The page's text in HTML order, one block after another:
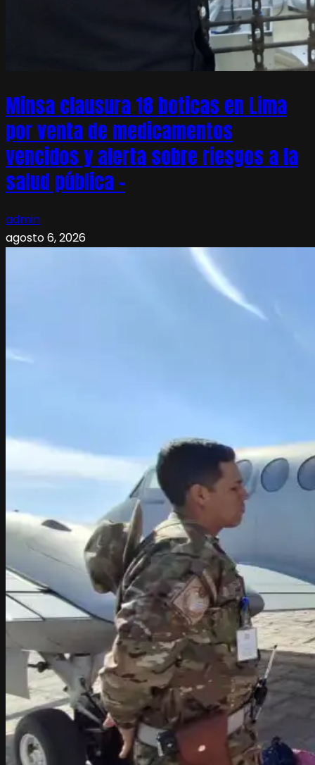
Minsa clausura 18 boticas en Lima
por venta de medicamentos
vencidos y alerta sobre riesgos a la
salud pública –
admin
agosto 6, 2026